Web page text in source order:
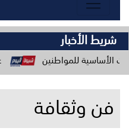
شريط الأخبار
عضو مجلس
فن وثقافة